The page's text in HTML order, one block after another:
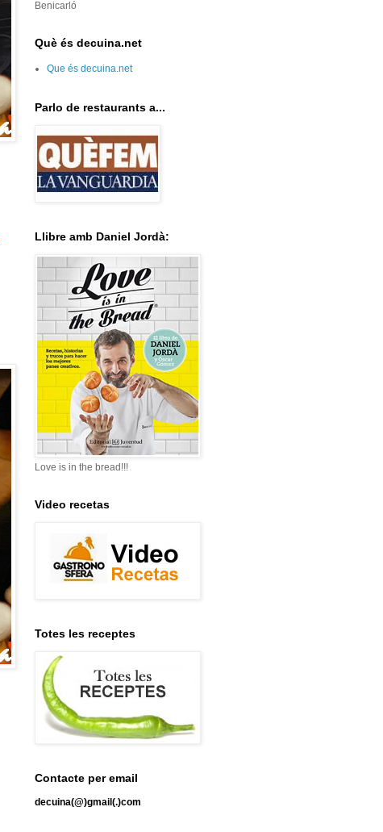
Benicarló
Què és decuina.net
Que és decuina.net
Parlo de restaurants a...
Llibre amb Daniel Jordà:
Love is in the bread!!!
Video recetas
Totes les receptes
Contacte per email
decuina(@)gmail(.)com